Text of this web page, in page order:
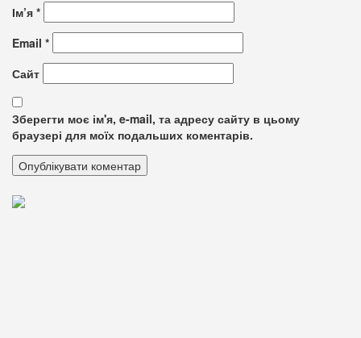
Ім’я *
Email *
Сайт
Зберегти моє ім'я, e-mail, та адресу сайту в цьому
браузері для моїх подальших коментарів.